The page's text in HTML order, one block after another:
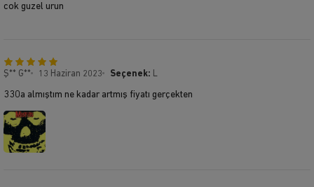
cok guzel urun
Ş** G** 13 Haziran 2023 Seçenek: L
330a almıştım ne kadar artmış fiyatı gerçekten